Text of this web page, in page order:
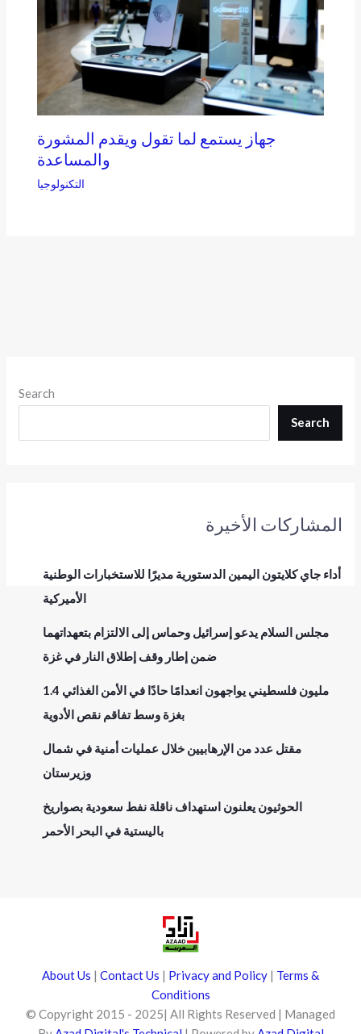
Search
Search
المشاركات الأخيرة
أداء جاي كلايتون اليمين الدستورية مديرًا للاستخبارات الوطنية
الأميركية
مجلس السلام يدعو إسرائيل وحماس إلى الالتزام بتعهداتهما
ضمن إطار وقف إطلاق النار في غزة
1.4 مليون فلسطيني يواجهون انعدامًا حادًا في الأمن الغذائي
بغزة وسط تفاقم نقص الأدوية
مقتل عدد من الإرهابيين خلال عمليات أمنية في شمال
وزيرستان
الحوثيون يعلنون استهداف ناقلة نفط سعودية بصواريخ
باليستية في البحر الأحمر
جهاز يستمع لما تقول ويقدم المشورة
والمساعدة
التكنولوجيا
About Us | Contact Us | Privacy and Policy | Terms &
Conditions
© Copyright 2015 - 2025| All Rights Reserved | Managed